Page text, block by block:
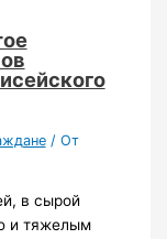
/ От
в сырой
и тяжелым